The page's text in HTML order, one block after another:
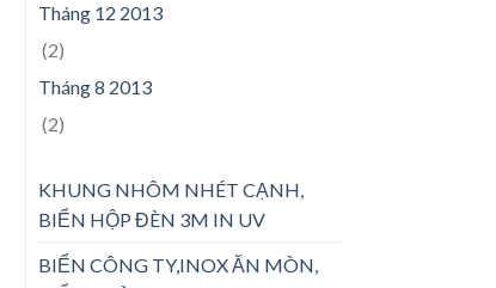
Tháng 12 2013
(2)
Tháng 8 2013
(2)
KHUNG NHÔM NHÉT CẠNH,
BIỂN HỘP ĐÈN 3M IN UV
BIỂN CÔNG TY,INOX ĂN MÒN,